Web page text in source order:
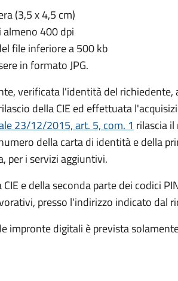
(3,5 x 4,5 cm)
400 dpi
file inferiore a 500 kb
in formato JPG.
verificata l'identità del richiedente,
della CIE ed effettuata
23/12/2015, art. 5, com. 1 rilascia
della carta di identità e della
per i servizi aggiuntivi.
e della seconda parte dei codici
presso l'indirizzo indicato dal
impronte digitali è prevista